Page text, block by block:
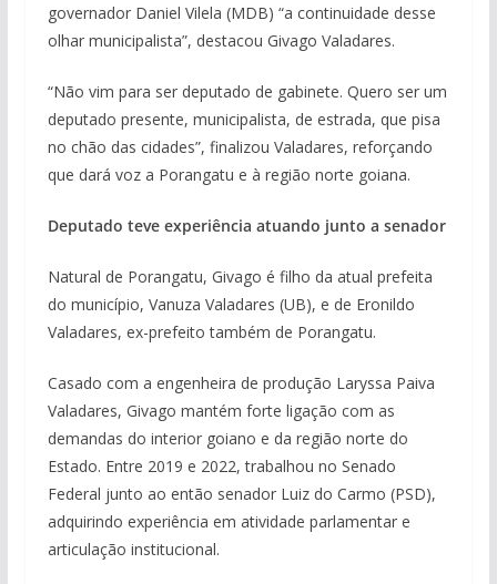
governador Daniel Vilela (MDB) “a continuidade desse
olhar municipalista”, destacou Givago Valadares.
“Não vim para ser deputado de gabinete. Quero ser um
deputado presente, municipalista, de estrada, que pisa
no chão das cidades”, finalizou Valadares, reforçando
que dará voz a Porangatu e à região norte goiana.
Deputado teve experiência atuando junto a senador
Natural de Porangatu, Givago é filho da atual prefeita
do município, Vanuza Valadares (UB), e de Eronildo
Valadares, ex-prefeito também de Porangatu.
Casado com a engenheira de produção Laryssa Paiva
Valadares, Givago mantém forte ligação com as
demandas do interior goiano e da região norte do
Estado. Entre 2019 e 2022, trabalhou no Senado
Federal junto ao então senador Luiz do Carmo (PSD),
adquirindo experiência em atividade parlamentar e
articulação institucional.